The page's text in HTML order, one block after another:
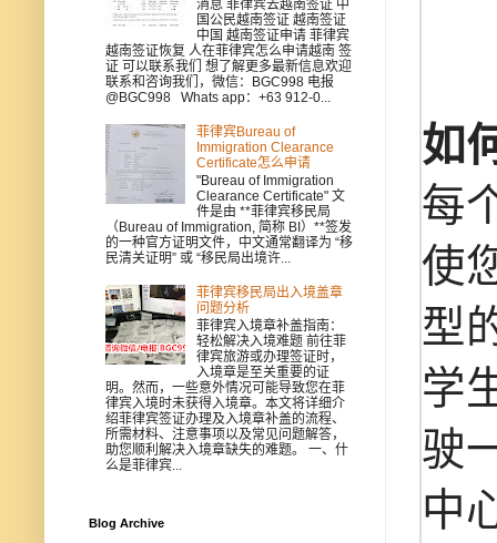
如
每
使
型
学
驶
中
消息 菲律宾去越南签证 中
国公民越南签证 越南签证
中国 越南签证申请 菲律宾
越南签证恢复 人在菲律宾怎么申请越南 签
证 可以联系我们 想了解更多最新信息欢迎
联系和咨询我们，微信：BGC998 电报
@BGC998 Whats app：+63 912-0...
菲律宾Bureau of
Immigration Clearance
Certificate怎么申请
"Bureau of Immigration
Clearance Certificate" 文
件是由 **菲律宾移民局
（Bureau of Immigration, 简称 BI）**签发
的一种官方证明文件，中文通常翻译为 “移
民清关证明” 或 “移民局出境许...
菲律宾移民局出入境盖章
问题分析
菲律宾入境章补盖指南：
轻松解决入境难题 前往菲
律宾旅游或办理签证时，
入境章是至关重要的证
明。然而，一些意外情况可能导致您在菲
律宾入境时未获得入境章。本文将详细介
绍菲律宾签证办理及入境章补盖的流程、
所需材料、注意事项以及常见问题解答，
助您顺利解决入境章缺失的难题。 一、什
么是菲律宾...
Blog Archive